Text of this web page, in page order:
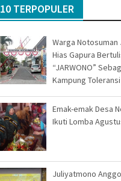
10 TERPOPULER
Warga Notosuman
Hias Gapura
“JARWONO”
Kampung Toleransi
Emak-emak Desa
Ikuti Lomba
Juliyatmono